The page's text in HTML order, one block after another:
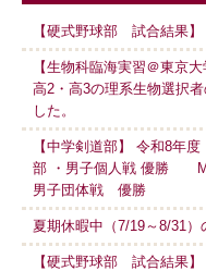
【硬式野球部 試合結果
【生物科臨海実習＠東京
高2・高3の理系生物選択
した。
【中学剣道部】 令和8
部 ・男子個人戦 優勝
男子団体戦 優勝
夏期休暇中（7/19～8/31
【硬式野球部 試合結果